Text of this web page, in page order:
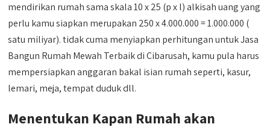
mendirikan rumah sama skala 10 x 25 (p x l) alkisah uang yang
perlu kamu siapkan merupakan 250 x 4.000.000 = 1.000.000 (
satu miliyar). tidak cuma menyiapkan perhitungan untuk Jasa
Bangun Rumah Mewah Terbaik di Cibarusah, kamu pula harus
mempersiapkan anggaran bakal isian rumah seperti, kasur,
lemari, meja, tempat duduk dll.
Menentukan Kapan Rumah akan